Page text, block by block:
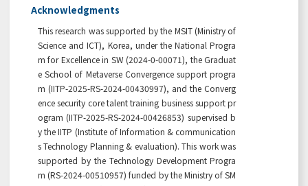
Acknowledgments
This research was supported by the MSIT (Ministry of
Science and ICT), Korea, under the National Progra
m for Excellence in SW (2024-0-00071), the Graduat
e School of Metaverse Convergence support progra
m (IITP-2025-RS-2024-00430997), and the Converg
ence security core talent training business support pr
ogram (IITP-2025-RS-2024-00426853) supervised b
y the IITP (Institute of Information & communication
s Technology Planning & evaluation). This work was
supported by the Technology Development Progra
m (RS-2024-00510957) funded by the Ministry of SM